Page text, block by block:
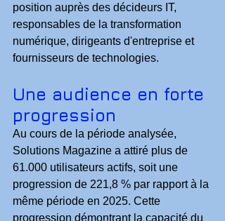
position auprès des décideurs IT,
responsables de la transformation
numérique, dirigeants d'entreprise et
fournisseurs de technologies.
Une audience en forte
progression
Au cours de la période analysée,
Solutions Magazine a attiré plus de
61.000 utilisateurs actifs, soit une
progression de 221,8 % par rapport à la
même période en 2025. Cette
progression démontrant la capacité du